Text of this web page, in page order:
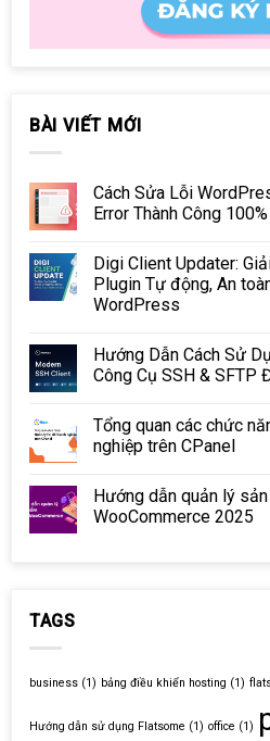
BÀI VIẾT MỚI
Cách Sửa Lỗi
Error Thành Công 100%
Digi Client Updater:
Plugin Tự động, An
WordPress
Hướng Dẫn Cách Sử
Công Cụ SSH & SFTP
Tổng quan các chức
nghiệp trên CPanel
Hướng dẫn quản lý
WooCommerce 2025
TAGS
business(1) bảng điều khiển hosting (1)
Hướng dẫn sử dụng Flatsome (1) office (1)